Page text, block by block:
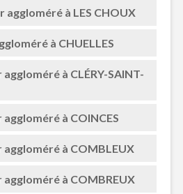
à LES CHOUX
à CHUELLES
à CLÉRY-SAINT-
à COINCES
à COMBLEUX
à COMBREUX